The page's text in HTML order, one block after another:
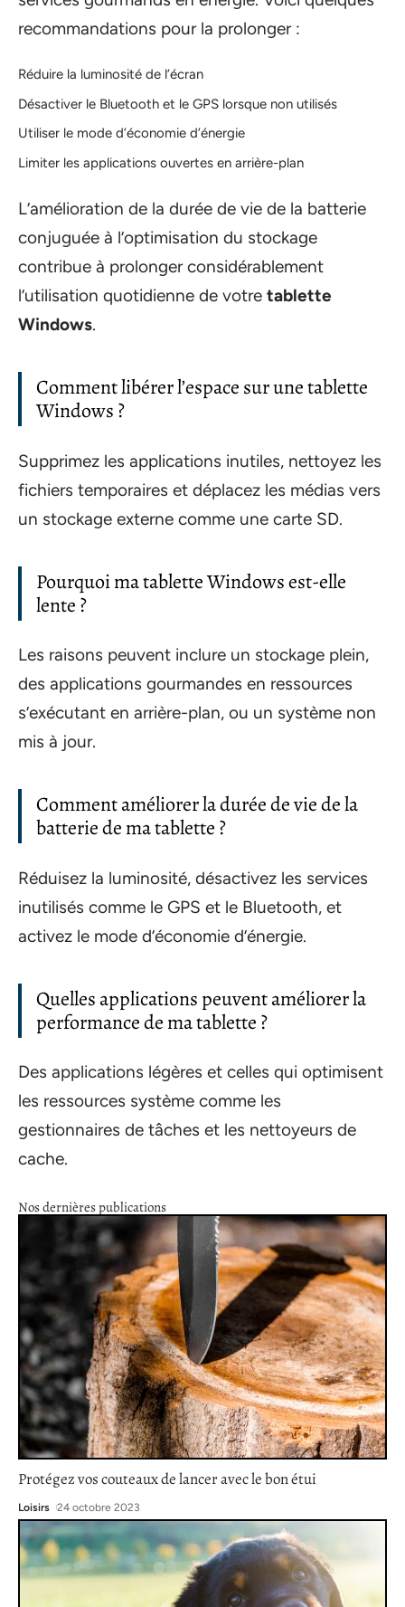
recommandations pour la prolonger :
Réduire la luminosité de l’écran
Désactiver le Bluetooth et le GPS lorsque non utilisés
Utiliser le mode d’économie d’énergie
Limiter les applications ouvertes en arrière-plan
L’amélioration de la durée de vie de la batterie
conjuguée à l’optimisation du stockage
contribue à prolonger considérablement
l’utilisation quotidienne de votre tablette
Windows.
Comment libérer l’espace sur une tablette
Windows ?
Supprimez les applications inutiles, nettoyez les
fichiers temporaires et déplacez les médias vers
un stockage externe comme une carte SD.
Pourquoi ma tablette Windows est-elle
lente ?
Les raisons peuvent inclure un stockage plein,
des applications gourmandes en ressources
s’exécutant en arrière-plan, ou un système non
mis à jour.
Comment améliorer la durée de vie de la
batterie de ma tablette ?
Réduisez la luminosité, désactivez les services
inutilisés comme le GPS et le Bluetooth, et
activez le mode d’économie d’énergie.
Quelles applications peuvent améliorer la
performance de ma tablette ?
Des applications légères et celles qui optimisent
les ressources système comme les
gestionnaires de tâches et les nettoyeurs de
cache.
Nos dernières publications
Protégez vos couteaux de lancer avec le bon étui
Loisirs 24 octobre 2023